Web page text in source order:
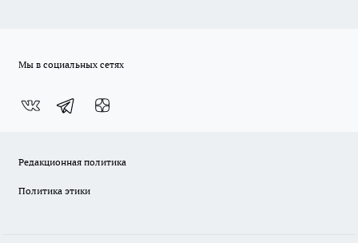
Мы в социальных сетях
Редакционная политика
Политика этики